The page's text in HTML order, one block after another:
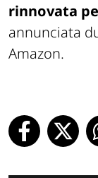
rinnovata
annunciata
Amazon.